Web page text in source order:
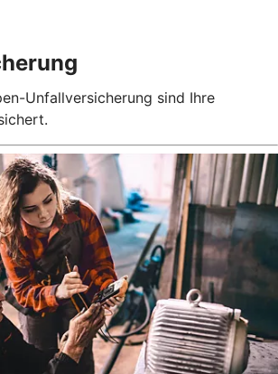
Unfallversicherung sind Ihre